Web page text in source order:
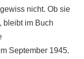
nicht. Ob sie
bleibt im Buch
September 1945.